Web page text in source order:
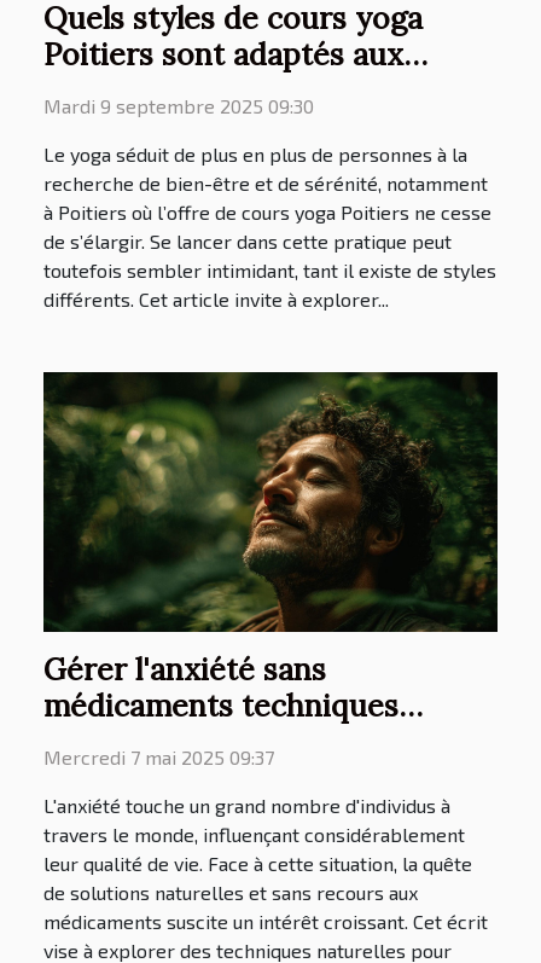
Quels styles de cours yoga
Poitiers sont adaptés aux
débutants ?
Mardi 9 septembre 2025 09:30
Le yoga séduit de plus en plus de personnes à la
recherche de bien-être et de sérénité, notamment
à Poitiers où l’offre de cours yoga Poitiers ne cesse
de s’élargir. Se lancer dans cette pratique peut
toutefois sembler intimidant, tant il existe de styles
différents. Cet article invite à explorer...
Gérer l'anxiété sans
médicaments techniques
naturelles et efficaces
Mercredi 7 mai 2025 09:37
L'anxiété touche un grand nombre d'individus à
travers le monde, influençant considérablement
leur qualité de vie. Face à cette situation, la quête
de solutions naturelles et sans recours aux
médicaments suscite un intérêt croissant. Cet écrit
vise à explorer des techniques naturelles pour